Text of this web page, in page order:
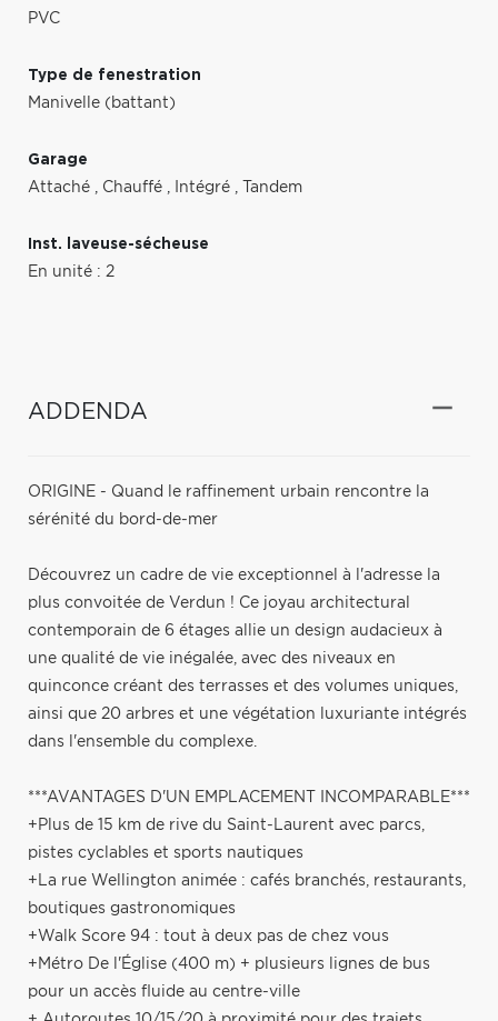
PVC
Type de fenestration
Manivelle (battant)
Garage
Attaché , Chauffé , Intégré , Tandem
Inst. laveuse-sécheuse
En unité : 2
ADDENDA
ORIGINE - Quand le raffinement urbain rencontre la
sérénité du bord-de-mer
Découvrez un cadre de vie exceptionnel à l'adresse la
plus convoitée de Verdun ! Ce joyau architectural
contemporain de 6 étages allie un design audacieux à
une qualité de vie inégalée, avec des niveaux en
quinconce créant des terrasses et des volumes uniques,
ainsi que 20 arbres et une végétation luxuriante intégrés
dans l'ensemble du complexe.
***AVANTAGES D'UN EMPLACEMENT INCOMPARABLE***
+Plus de 15 km de rive du Saint-Laurent avec parcs,
pistes cyclables et sports nautiques
+La rue Wellington animée : cafés branchés, restaurants,
boutiques gastronomiques
+Walk Score 94 : tout à deux pas de chez vous
+Métro De l'Église (400 m) + plusieurs lignes de bus
pour un accès fluide au centre-ville